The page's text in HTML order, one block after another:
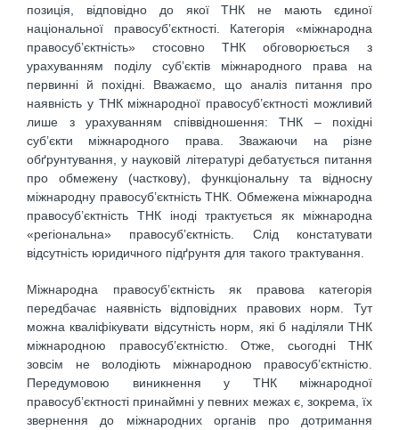
позиція, відповідно до якої ТНК не мають єдиної
національної правосуб’єктності. Категорія «міжнародна
правосуб’єктність» стосовно ТНК обговорюється з
урахуванням поділу суб’єктів міжнародного права на
первинні й похідні. Вважаємо, що аналіз питання про
наявність у ТНК міжнародної правосуб’єктності можливий
лише з урахуванням співвідношення: ТНК – похідні
суб’єкти міжнародного права. Зважаючи на різне
обґрунтування, у науковій літературі дебатується питання
про обмежену (часткову), функціональну та відносну
міжнародну правосуб’єктність ТНК. Обмежена міжнародна
правосуб’єктність ТНК іноді трактується як міжнародна
«регіональна» правосуб’єктність. Слід констатувати
відсутність юридичного підґрунтя для такого трактування.
Міжнародна правосуб’єктність як правова категорія
передбачає наявність відповідних правових норм. Тут
можна кваліфікувати відсутність норм, які б наділяли ТНК
міжнародною правосуб’єктністю. Отже, сьогодні ТНК
зовсім не володіють міжнародною правосуб’єктністю.
Передумовою виникнення у ТНК міжнародної
правосуб’єктності принаймні у певних межах є, зокрема, їх
звернення до міжнародних органів про дотримання